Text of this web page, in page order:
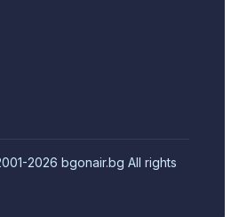
2026 bgonair.bg All rights